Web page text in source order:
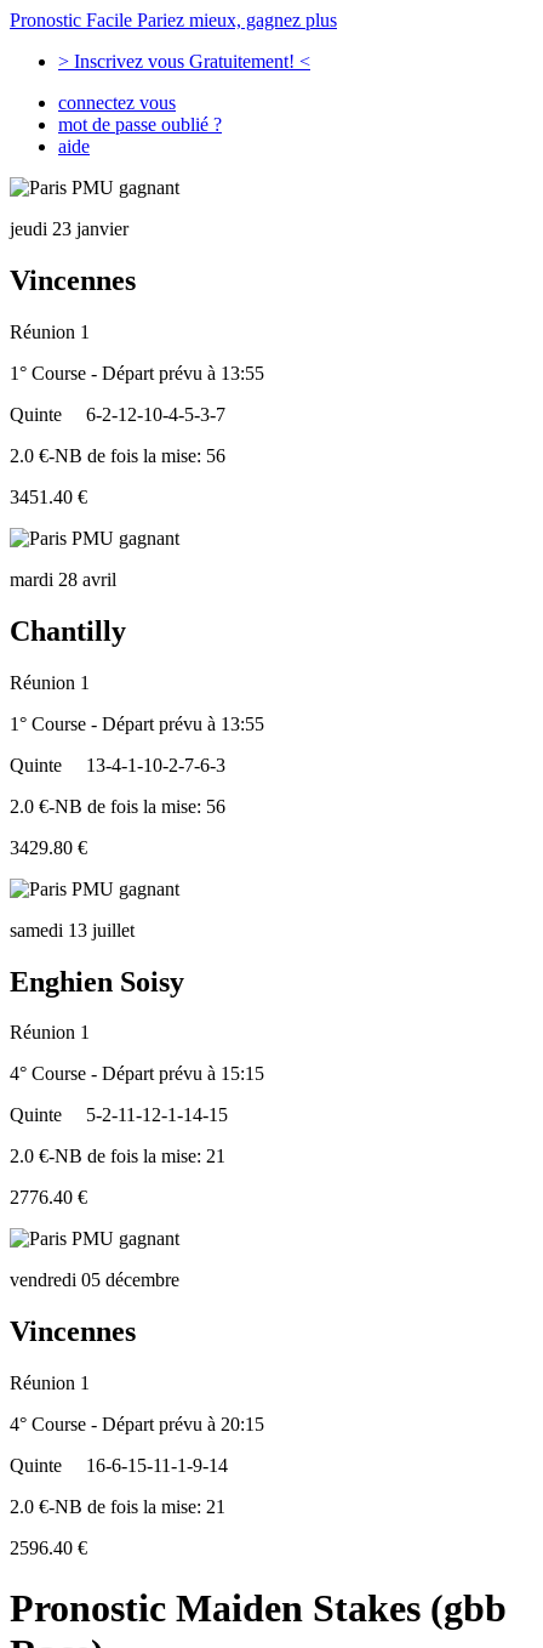
Pronostic Facile Pariez mieux, gagnez plus
> Inscrivez vous Gratuitement! <
connectez vous
mot de passe oublié ?
aide
jeudi 23 janvier
Vincennes
Réunion 1
1° Course - Départ prévu à 13:55
Quinte
6-2-12-10-4-5-3-7
2.0 €-NB de fois la mise: 56
3451.40 €
mardi 28 avril
Chantilly
Réunion 1
1° Course - Départ prévu à 13:55
Quinte
13-4-1-10-2-7-6-3
2.0 €-NB de fois la mise: 56
3429.80 €
samedi 13 juillet
Enghien Soisy
Réunion 1
4° Course - Départ prévu à 15:15
Quinte
5-2-11-12-1-14-15
2.0 €-NB de fois la mise: 21
2776.40 €
vendredi 05 décembre
Vincennes
Réunion 1
4° Course - Départ prévu à 20:15
Quinte
16-6-15-11-1-9-14
2.0 €-NB de fois la mise: 21
2596.40 €
Pronostic Maiden Stakes (gbb